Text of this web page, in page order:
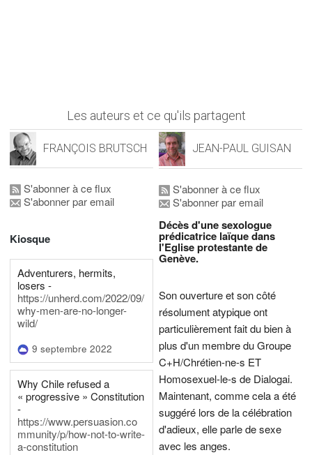
Les auteurs et ce qu'ils partagent
FRANÇOIS BRUTSCH
S'abonner à ce flux
S'abonner par email
Kiosque
Adventurers, hermits,
losers -
https://unherd.com/2022/09/
why-men-are-no-longer-
wild/
9 septembre 2022
Why Chile refused a
« progressive » Constitution
-
https://www.persuasion.co
mmunity/p/how-not-to-write-
a-constitution
JEAN-PAUL GUISAN
S'abonner à ce flux
S'abonner par email
Décès d'une sexologue
prédicatrice laïque dans
l'Eglise protestante de
Genève.
Son ouverture et son côté
résolument atypique ont
particulièrement fait du bien à
plus d'un membre du Groupe
C+H/Chrétien-ne-s ET
Homosexuel-le-s de Dialogai.
Maintenant, comme cela a été
suggéré lors de la célébration
d'adieux, elle parle de sexe
avec les anges.